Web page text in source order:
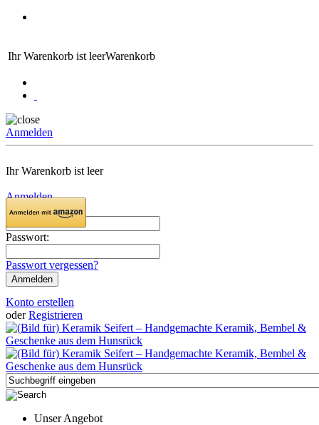
Ihr Warenkorb ist leerWarenkorb
Anmelden
Ihr Warenkorb ist leer
Anmelden
Email:
Passwort:
Passwort vergessen?
Konto erstellen
oder Registrieren
Unser Angebot